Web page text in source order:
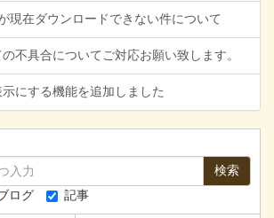
現在ダウンロードできない件について
不具合についてご対応お願い致します。
にする機能を追加しました
検索
ログ 記事